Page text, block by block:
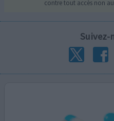
contre tout accès non
Suivez-